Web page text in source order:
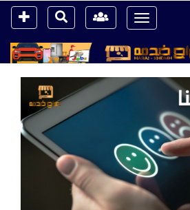
Toggle
navigation